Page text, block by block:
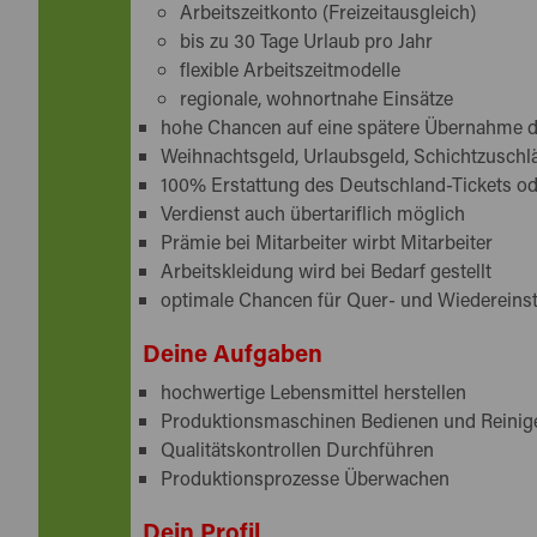
Dann melde Dich noch heute bei uns und
Helfer*in (m/w/d) in der
Arbeitszeitkonto (Freizeitausgleich)
bis zu 30 Tage Urlaub pro Jahr
flexible Arbeitszeitmodelle
regionale, wohnortnahe Einsätze
hohe Chancen auf eine spätere Übernahme
Weihnachtsgeld, Urlaubsgeld,
100% Erstattung des Deutschland-Tickets
Verdienst auch übertariflich möglich
Prämie bei Mitarbeiter wirbt Mitarbeiter
Arbeitskleidung wird bei Bedarf gestellt
optimale Chancen für Quer- und
Deine Aufgaben
hochwertige Lebensmittel herstellen
Produktionsmaschinen Bedienen und
Qualitätskontrollen Durchführen
Produktionsprozesse Überwachen